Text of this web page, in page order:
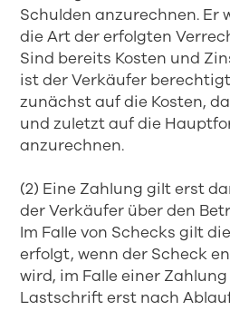
Schulden anzurechnen. Er
die Art der erfolgten
Sind bereits Kosten und
ist der Verkäufer
zunächst auf die Kosten,
und zuletzt auf die
anzurechnen.
(2) Eine Zahlung gilt erst
der Verkäufer über den
Im Falle von Schecks gilt
erfolgt, wenn der Scheck
wird, im Falle einer
Lastschrift erst nach